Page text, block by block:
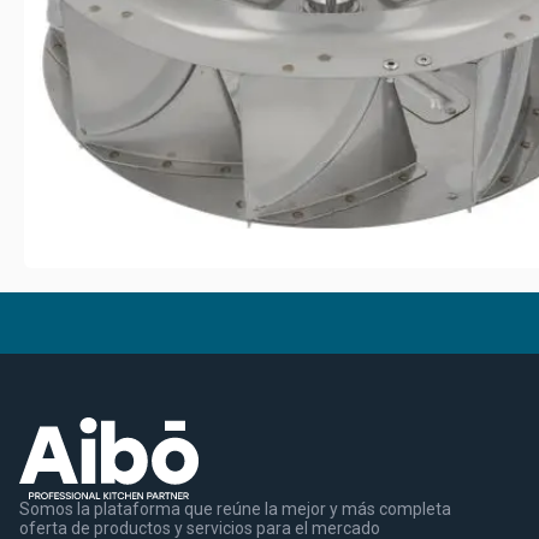
Somos la plataforma que reúne la mejor y más completa
oferta de productos y servicios para el mercado